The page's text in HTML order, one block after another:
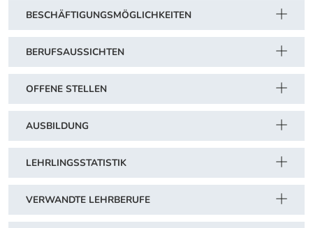
BESCHÄFTIGUNGSMÖGLICHKEITEN
BERUFSAUSSICHTEN
OFFENE STELLEN
AUSBILDUNG
LEHRLINGSSTATISTIK
VERWANDTE LEHRBERUFE